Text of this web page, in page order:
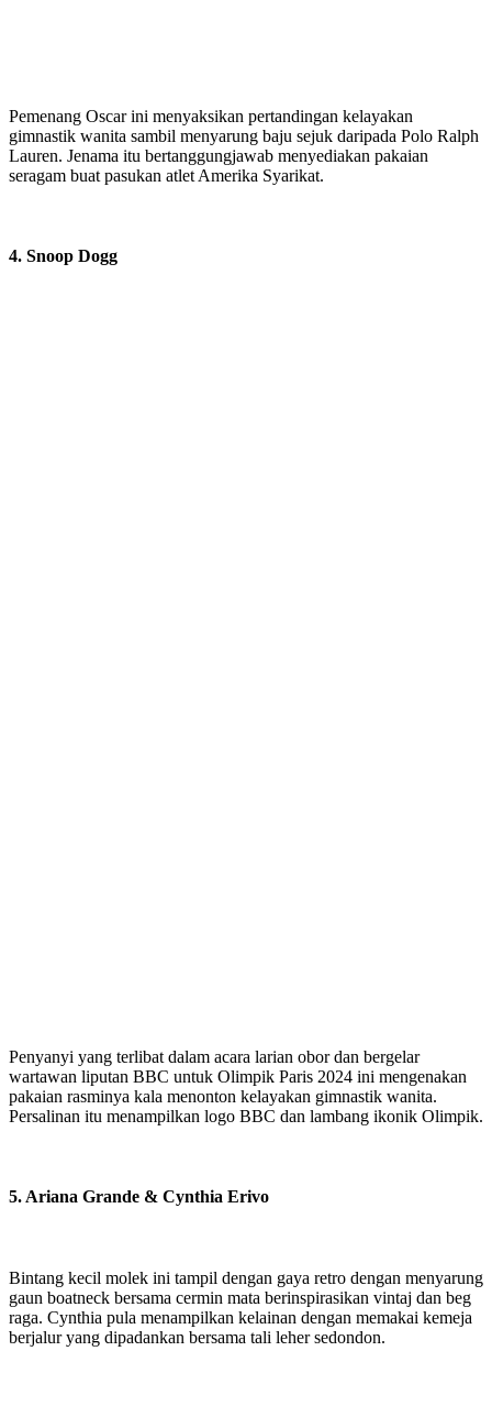
Pemenang Oscar ini menyaksikan pertandingan kelayakan
gimnastik wanita sambil menyarung baju sejuk daripada Polo Ralph
Lauren. Jenama itu bertanggungjawab menyediakan pakaian
seragam buat pasukan atlet Amerika Syarikat.
4. Snoop Dogg
Penyanyi yang terlibat dalam acara larian obor dan bergelar
wartawan liputan BBC untuk Olimpik Paris 2024 ini mengenakan
pakaian rasminya kala menonton kelayakan gimnastik wanita.
Persalinan itu menampilkan logo BBC dan lambang ikonik Olimpik.
5. Ariana Grande & Cynthia Erivo
Bintang kecil molek ini tampil dengan gaya retro dengan menyarung
gaun boatneck bersama cermin mata berinspirasikan vintaj dan beg
raga. Cynthia pula menampilkan kelainan dengan memakai kemeja
berjalur yang dipadankan bersama tali leher sedondon.